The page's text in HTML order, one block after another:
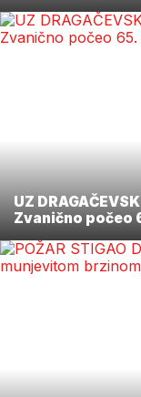
UZ
Zvanično počeo